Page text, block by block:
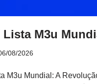
Lista M3u
08/2026
M3u Mundial: A